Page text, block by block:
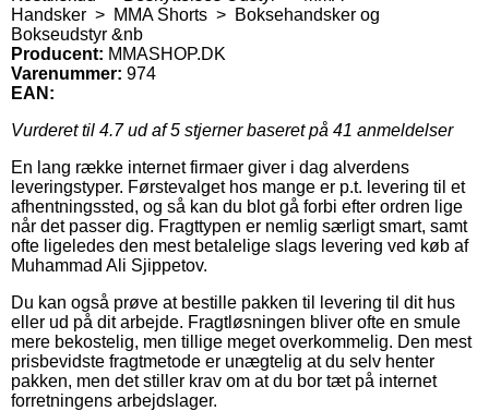
Handsker > MMA Shorts > Boksehandsker og
Bokseudstyr &nb
Producent: MMASHOP.DK
Varenummer: 974
EAN:
Vurderet til 4.7ud af 5 stjerner baseret på 41 anmeldelser
En lang række internet firmaer giver i dag alverdens
leveringstyper. Førstevalget hos mange er p.t. levering til et
afhentningssted, og så kan du blot gå forbi efter ordren lige
når det passer dig. Fragttypen er nemlig særligt smart, samt
ofte ligeledes den mest betalelige slags levering ved køb af
Muhammad Ali Sjippetov.
Du kan også prøve at bestille pakken til levering til dit hus
eller ud på dit arbejde. Fragtløsningen bliver ofte en smule
mere bekostelig, men tillige meget overkommelig. Den mest
prisbevidste fragtmetode er unægtelig at du selv henter
pakken, men det stiller krav om at du bor tæt på internet
forretningens arbejdslager.